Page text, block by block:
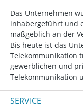
Das Unternehmen
inhabergeführt und
maßgeblich an der
Bis heute ist das
Telekommunikation
gewerblichen und
Telekommunikation
SERVICE